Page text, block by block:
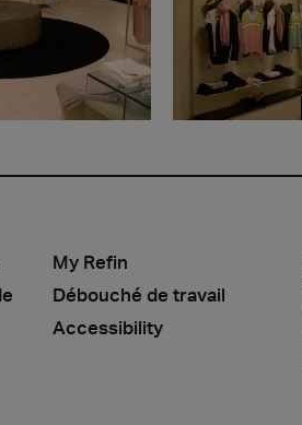
My Refin
Débouché de travail
Accessibility